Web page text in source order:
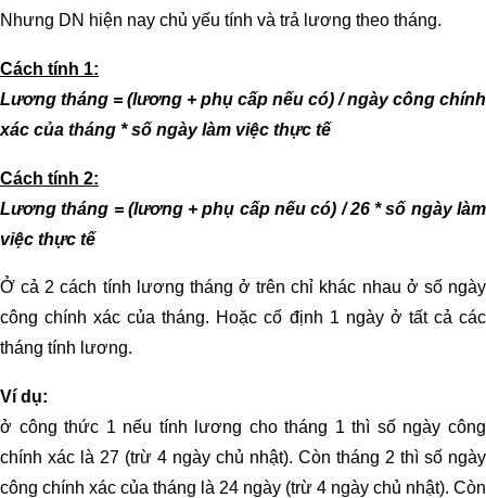
Nhưng DN hiện nay chủ yếu tính và trả lương theo tháng.
Cách tính 1:
Lương tháng = (lương + phụ cấp nếu có) / ngày công chính
xác của tháng * số ngày làm việc thực tế
Cách tính 2:
Lương tháng = (lương + phụ cấp nếu có) / 26 * số ngày làm
việc thực tế
Ở cả 2 cách tính lương tháng ở trên chỉ khác nhau ở số ngày
công chính xác của tháng. Hoặc cố định 1 ngày ở tất cả các
tháng tính lương.
Ví dụ:
ở công thức 1 nếu tính lương cho tháng 1 thì số ngày công
chính xác là 27 (trừ 4 ngày chủ nhật). Còn tháng 2 thì số ngày
công chính xác của tháng là 24 ngày (trừ 4 ngày chủ nhật). Còn